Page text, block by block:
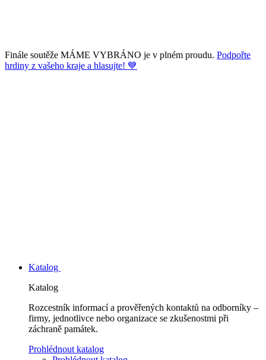
Finále soutěže MÁME VYBRÁNO je v plném proudu. Podpořte
hrdiny z vašeho kraje a hlasujte! 💙
Katalog
Katalog
Rozcestník informací a prověřených kontaktů na odborníky –
firmy, jednotlivce nebo organizace se zkušenostmi při
záchraně památek.
Prohlédnout katalog